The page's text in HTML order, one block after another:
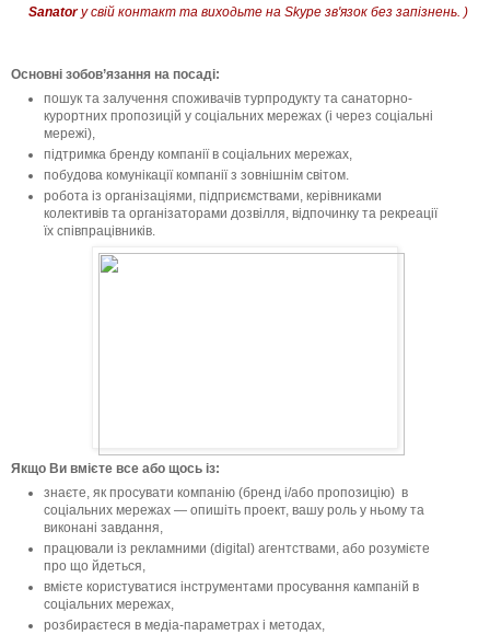
Sanatorу свій контакт та виходьте на Skype зв'язок без запізнень. )
Основні зобов’язання на посаді:
пошук та залучення споживачів турпродукту та санаторно-
курортних пропозицій у соціальних мережах (і через соціальні
мережі),
підтримка бренду компанії в соціальних мережах,
побудова комунікації компанії з зовнішнім світом.
робота із організаціями, підприємствами, керівниками
колективів та організаторами дозвілля, відпочинку та рекреації
їх співпрацівників.
Якщо Ви вмієте все або щось із:
знаєте, як просувати компанію (бренд і/або пропозицію) в
соціальних мережах — опишіть проект, вашу роль у ньому та
виконані завдання,
працювали із рекламними (digital) агентствами, або розумієте
про що йдеться,
вмієте користуватися інструментами просування кампаній в
соціальних мережах,
розбираєтеся в медіа-параметрах і методах,